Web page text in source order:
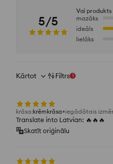
5/5
Vai
mazāks
ideāls
lielāks
Kārtot Filtrs 1
krāsa:krēmkrāsa iegādātais
Translate into Latvian: 🔥🔥🔥
Skatīt oriģinālu